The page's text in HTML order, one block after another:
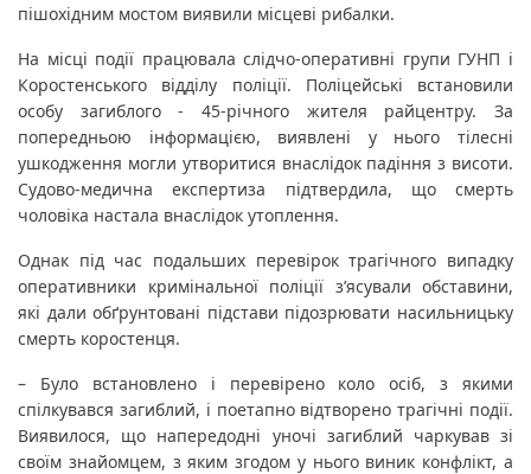
пішохідним мостом виявили місцеві рибалки.
На місці події працювала слідчо-оперативні групи ГУНП і
Коростенського відділу поліції. Поліцейські встановили
особу загиблого - 45-річного жителя райцентру. За
попередньою інформацією, виявлені у нього тілесні
ушкодження могли утворитися внаслідок падіння з висоти.
Судово-медична експертиза підтвердила, що смерть
чоловіка настала внаслідок утоплення.
Однак під час подальших перевірок трагічного випадку
оперативники кримінальної поліції з’ясували обставини,
які дали обґрунтовані підстави підозрювати насильницьку
смерть коростенця.
– Було встановлено і перевірено коло осіб, з якими
спілкувався загиблий, і поетапно відтворено трагічні події.
Виявилося, що напередодні уночі загиблий чаркував зі
своїм знайомцем, з яким згодом у нього виник конфлікт, а